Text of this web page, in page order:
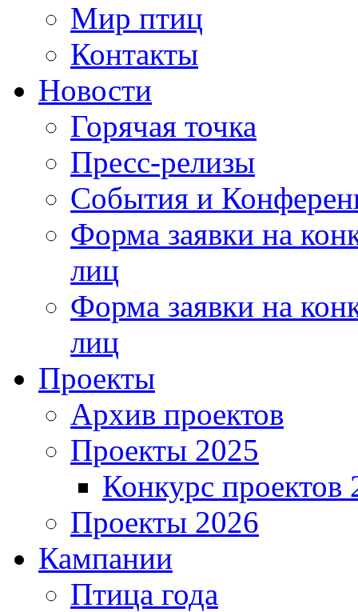
Мир птиц
Контакты
Новости
Горячая точка
Пресс-релизы
События и
Форма заявки на
лиц
Форма заявки на
лиц
Проекты
Архив проектов
Проекты 2025
Конкурс проектов
Проекты 2026
Кампании
Птица года